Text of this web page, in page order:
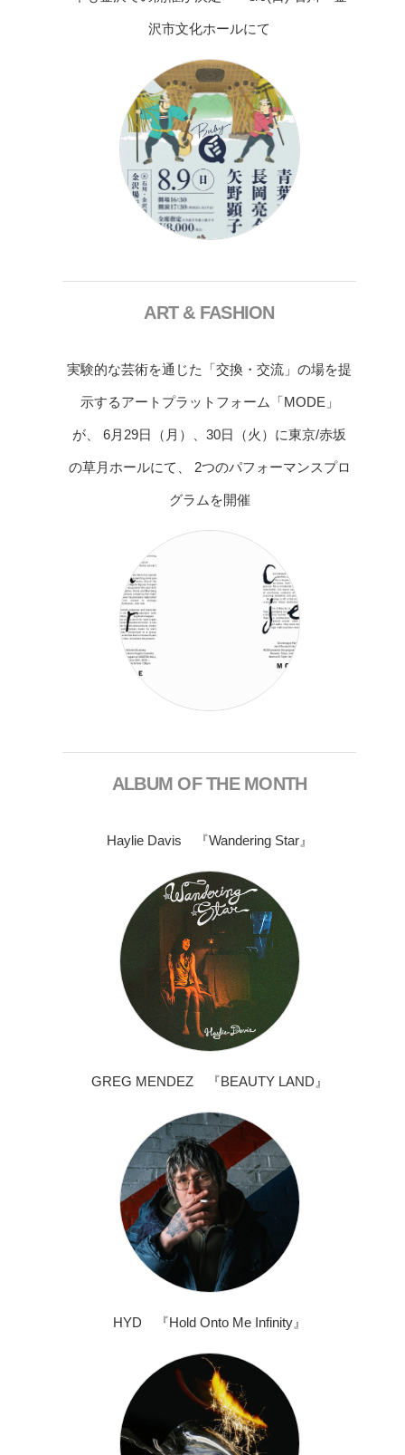
沢市文化ホールにて
ART & FASHION
実験的な芸術を通じた「交換・交流」の場を提
示するアートプラットフォーム「MODE」
が、 6月29日（月）、30日（火）に東京/赤坂
の草月ホールにて、 2つのパフォーマンスプロ
グラムを開催
ALBUM OF THE MONTH
Haylie Davis 『Wandering Star』
GREG MENDEZ 『BEAUTY LAND』
HYD 『Hold Onto Me Infinity』